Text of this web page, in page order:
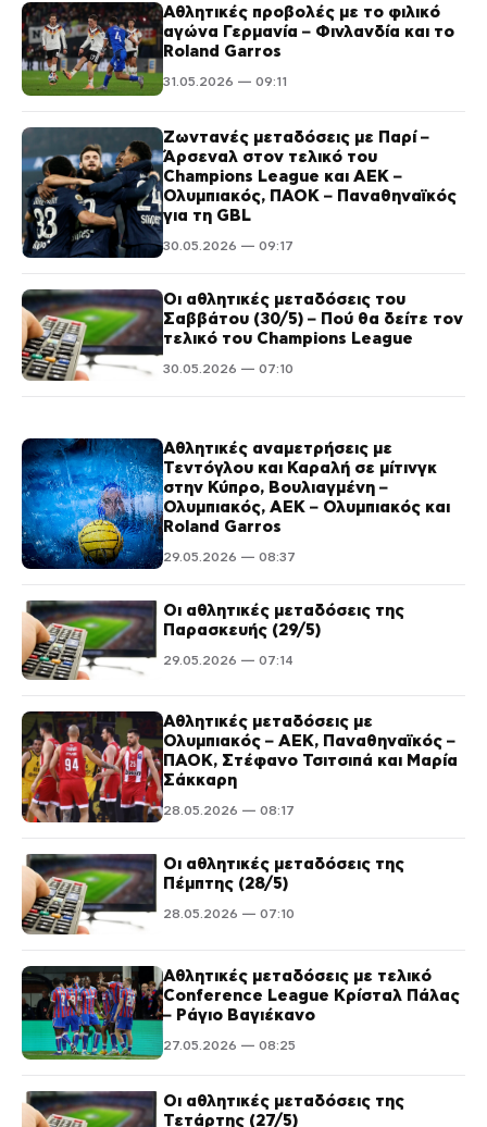
Αθλητικές προβολές με το φιλικό
αγώνα Γερμανία – Φινλανδία και το
Roland Garros
31.05.2026 — 09:11
Ζωντανές μεταδόσεις με Παρί –
Άρσεναλ στον τελικό του
Champions League και ΑΕΚ –
Ολυμπιακός, ΠΑΟΚ – Παναθηναϊκός
για τη GBL
30.05.2026 — 09:17
Οι αθλητικές μεταδόσεις του
Σαββάτου (30/5) – Πού θα δείτε τον
τελικό του Champions League
30.05.2026 — 07:10
Αθλητικές αναμετρήσεις με
Τεντόγλου και Καραλή σε μίτινγκ
στην Κύπρο, Βουλιαγμένη –
Ολυμπιακός, ΑΕΚ – Ολυμπιακός και
Roland Garros
29.05.2026 — 08:37
Οι αθλητικές μεταδόσεις της
Παρασκευής (29/5)
29.05.2026 — 07:14
Αθλητικές μεταδόσεις με
Ολυμπιακός – ΑΕΚ, Παναθηναϊκός –
ΠΑΟΚ, Στέφανο Τσιτσιπά και Μαρία
Σάκκαρη
28.05.2026 — 08:17
Οι αθλητικές μεταδόσεις της
Πέμπτης (28/5)
28.05.2026 — 07:10
Αθλητικές μεταδόσεις με τελικό
Conference League Κρίσταλ Πάλας
– Ράγιο Βαγιέκανο
27.05.2026 — 08:25
Οι αθλητικές μεταδόσεις της
Τετάρτης (27/5)